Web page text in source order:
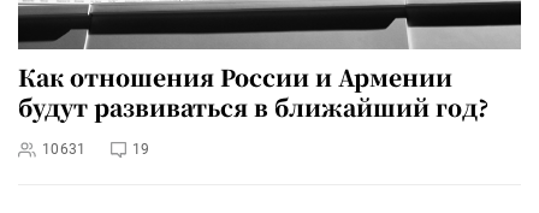
Как отношения России и Армении
будут развиваться в ближайший год?
10631 19